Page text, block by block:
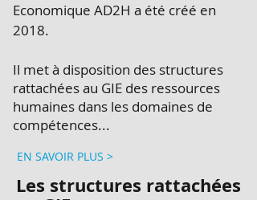
Economique AD2H a été créé en
2018.
Il met à disposition des structures
rattachées au GIE des ressources
humaines dans les domaines de
compétences...
EN SAVOIR PLUS >
Les structures rattachées